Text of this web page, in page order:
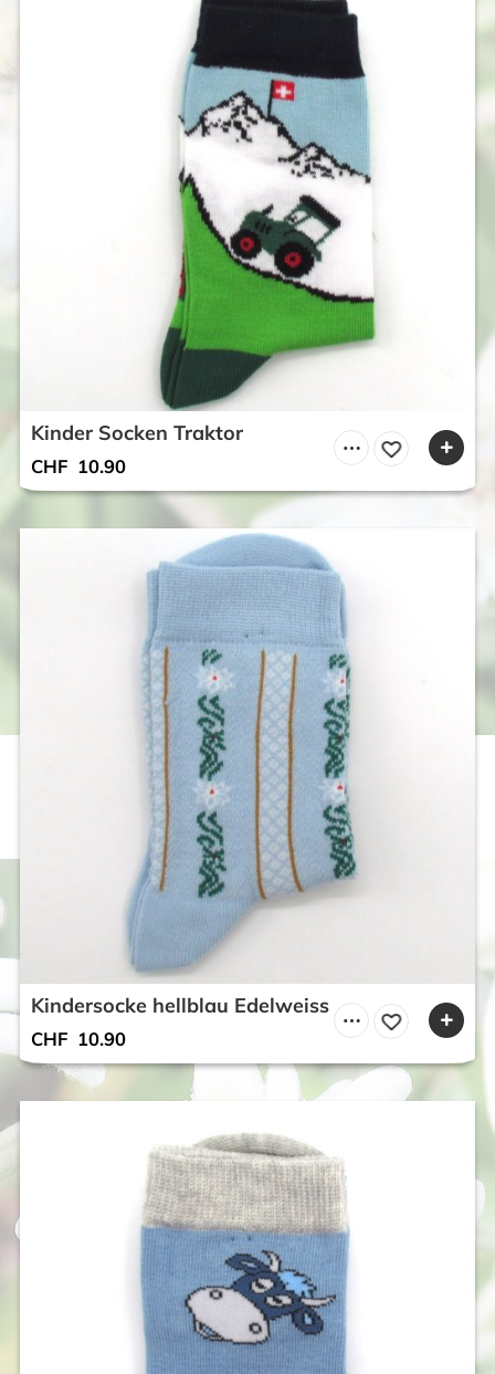
Kinder Socken Traktor
CHF 10.90
Kindersocke hellblau Edelweiss
CHF 10.90